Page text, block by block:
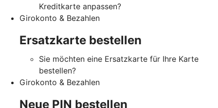
Kreditkarte anpassen?
Girokonto & Bezahlen
Ersatzkarte bestellen
Sie möchten eine Ersatzkarte für Ihre Karte
bestellen?
Girokonto & Bezahlen
Neue PIN bestellen